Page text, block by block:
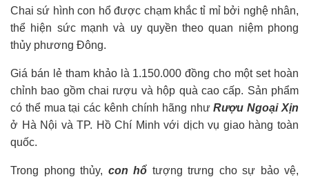
Chai sứ hình con hổ được chạm khắc tỉ mỉ bởi nghệ nhân,
thể hiện sức mạnh và uy quyền theo quan niệm phong
thủy phương Đông.
Giá bán lẻ tham khảo là 1.150.000 đồng cho một set hoàn
chỉnh bao gồm chai rượu và hộp quà cao cấp. Sản phẩm
có thể mua tại các kênh chính hãng nhưRượu Ngoại Xịn
ở Hà Nội và TP. Hồ Chí Minh với dịch vụ giao hàng toàn
quốc.
Trong phong thủy, con hổ tượng trưng cho sự bảo vệ,